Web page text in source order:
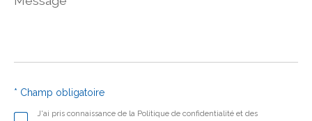
J'ai pris connaissance de la Politique de confidentialité et des
* Champ obligatoire